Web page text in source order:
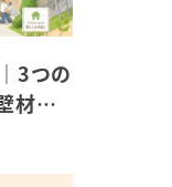
3つの
材別